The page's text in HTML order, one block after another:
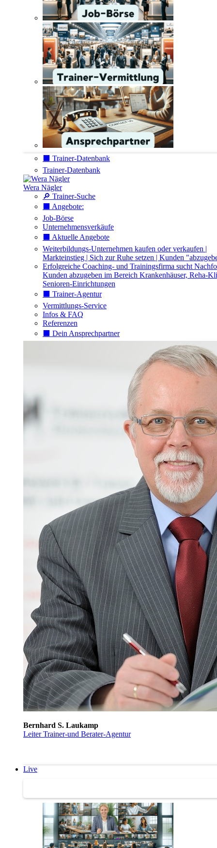
⬛️ Trainer-Datenbank
Trainer-Datenbank
Wera Nägler
🔎 Trainer-Suche
⬛️ Angebote:
Job-Börse
Unternehmensverkäufe
⬛️ Aktuelle Angebote
Weiterbildungs-Unternehmen kaufen oder verkaufen |
Markteinstieg | Sich zur Ruhe setzen | Kunden
Erfolgreiche Coaching- und Trainingsfirma sucht
Kunden abzugeben im Bereich Krankenhäuser, Reha-
Senioren-Einrichtungen
⬛️ Trainer-Agentur
Vermittlungs-Service
Infos & FAQ
Referenzen
⬛️ Dein Ansprechpartner
Bernhard S. Laukamp
Leiter Trainer-und Berater-Agentur
Live